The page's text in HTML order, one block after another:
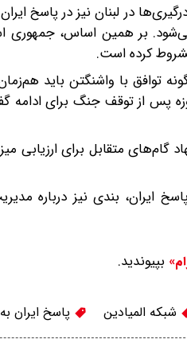
در لبنان نیز در پاسخ
بر همین اساس، جمهوری
کرده است.
توافق با واشنگتن باید
در قالب پیشنهاد مطرح‌شده، یک بازه زمانی ۳۰
گام‌های متقابل برای ارزیابی
ایران، بندی نیز درباره
بپیوندید.
شبکه المیادین پاسخ ایران